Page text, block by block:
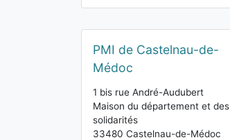
PMI de Castelnau-de-
Médoc
1 bis rue André-Audubert
Maison du département et des
solidarités
33480 Castelnau-de-Médoc